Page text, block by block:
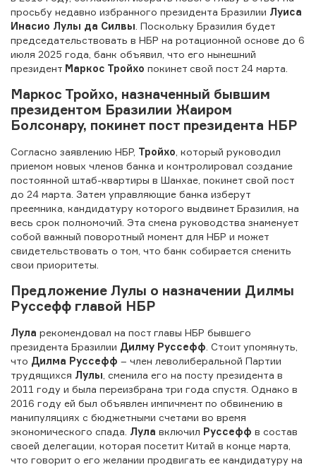
просьбу недавно избранного президента Бразилии Луиса
Инасио Лулы да Силвы . Поскольку Бразилия будет
председательствовать в НБР на ротационной основе до 6
июля 2025 года, банк объявил, что его нынешний
президент Маркос Тройхо покинет свой пост 24 марта.
Маркос Тройхо, назначенный бывшим
президентом Бразилии Жаиром
Болсонару, покинет пост президента НБР
Согласно заявлению НБР, Тройхо , который руководил
приемом новых членов банка и контролировал создание
постоянной штаб-квартиры в Шанхае, покинет свой пост
до 24 марта. Затем управляющие банка изберут
преемника, кандидатуру которого выдвинет Бразилия, на
весь срок полномочий. Эта смена руководства знаменует
собой важный поворотный момент для НБР и может
свидетельствовать о том, что банк собирается сменить
свои приоритеты.
Предложение Лулы о назначении Дилмы
Руссефф главой НБР
Лула рекомендовал на пост главы НБР бывшего
президента Бразилии Дилму Руссефф . Стоит упомянуть,
что Дилма Руссефф – член леволиберальной Партии
трудящихся Лулы , сменила его на посту президента в
2011 году и была переизбрана три года спустя. Однако в
2016 году ей был объявлен импичмент по обвинению в
манипуляциях с бюджетными счетами во время
экономического спада. Лула включил Руссефф в состав
своей делегации, которая посетит Китай в конце марта,
что говорит о его желании продвигать ее кандидатуру на